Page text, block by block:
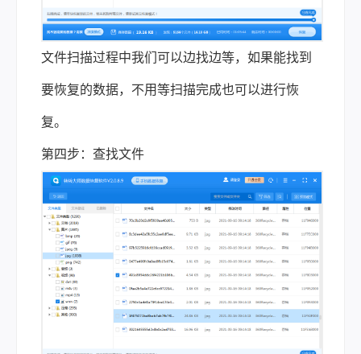
文件扫描过程中我们可以边找边等，如果能找到
要恢复的数据，不用等扫描完成也可以进行恢
复。
第四步：查找文件